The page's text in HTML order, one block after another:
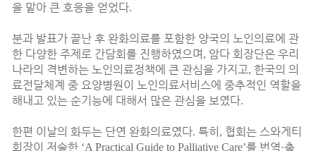
을 맡아 큰 호응을 얻었다.
분과 발표가 끝난 후 완화의료를 포함한 양국의 노인의료에 관
한 다양한 주제로 간담회를 진행하였으며 , 암다 회장단은 우리
나라의 격변하는 노인의료정책에 큰 관심을 가지고, 한국의 의
료전달체계 중 요양병원이 노인의료서비스에 중추적인 역할을
해내고 있는 순기능에 대해서 많은 관심을 보였다.
한편 이날의 화두는 단연 완화의료였다. 특히 , 협회는 스와게티
회장이 저술한 ‘A Practical Guide to Palliative Care’를 번역 ·출